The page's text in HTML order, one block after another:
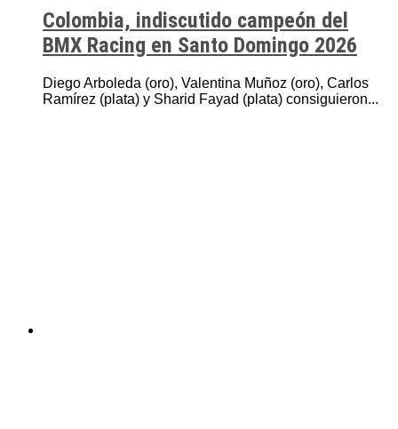
Colombia, indiscutido campeón del
BMX Racing en Santo Domingo 2026
Diego Arboleda (oro), Valentina Muñoz (oro), Carlos
Ramírez (plata) y Sharid Fayad (plata) consiguieron...